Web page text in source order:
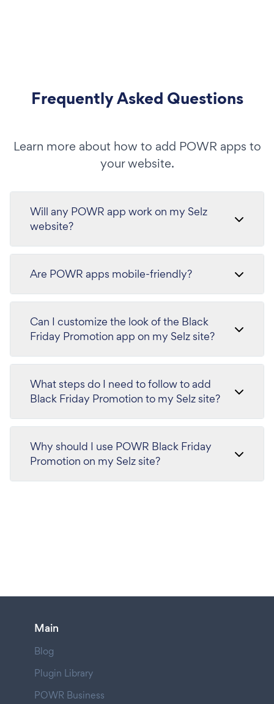
Frequently Asked Questions
Learn more about how to add POWR apps to
your website.
Will any POWR app work on my Selz
website?
Are POWR apps mobile-friendly?
Can I customize the look of the Black
Friday Promotion app on my Selz site?
What steps do I need to follow to add
Black Friday Promotion to my Selz site?
Why should I use POWR Black Friday
Promotion on my Selz site?
Main
Blog
Plugin Library
POWR Business